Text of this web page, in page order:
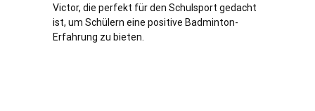
Victor, die perfekt für den Schulsport gedacht
ist, um Schülern eine positive Badminton-
Erfahrung zu bieten.